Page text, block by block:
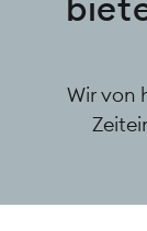
Wir von